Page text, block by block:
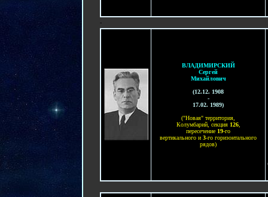
-
ВЛАДИМИРСКИЙ
Сергей
Михайлович
(12.12. 1908
-
17.02. 1989)
("Новая" территория,
Колумбарий, секция 126,
пересечение 19-го
вертикального и 3-го горизонтального
рядов)